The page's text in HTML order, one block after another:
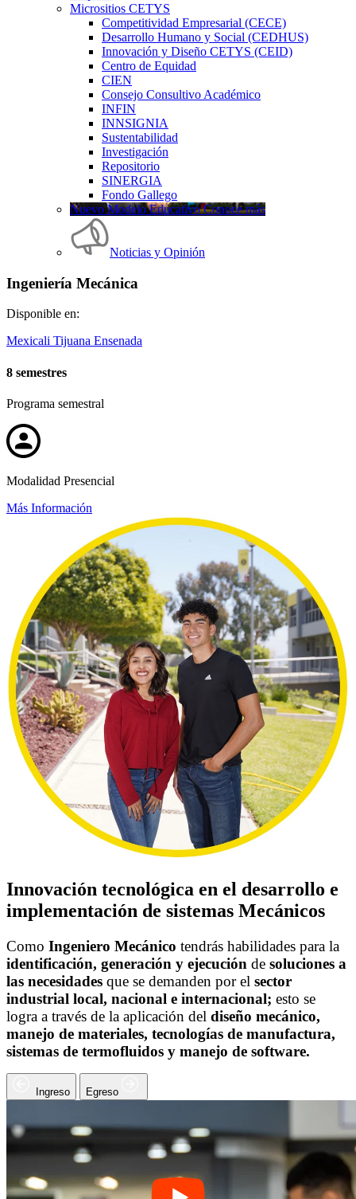
Micrositios CETYS
Competitividad Empresarial (CECE)
Desarrollo Humano y Social (CEDHUS)
Innovación y Diseño CETYS (CEID)
Centro de Equidad
CIEN
Consejo Consultivo Académico
INFIN
INNSIGNIA
Sustentabilidad
Investigación
Repositorio
SINERGIA
Fondo Gallego
Nuevo Modelo Educativo Conoce más
Noticias y Opinión
Ingeniería Mecánica
Disponible en:
Mexicali Tijuana Ensenada
8 semestres
Programa semestral
Modalidad Presencial
Más Información
Innovación tecnológica en el desarrollo e
implementación de sistemas Mecánicos
Como Ingeniero Mecánico tendrás habilidades para la
identificación, generación y ejecución de soluciones a
las necesidades que se demanden por el sector
industrial local, nacional e internacional; esto se
logra a través de la aplicación del diseño mecánico,
manejo de materiales, tecnologías de manufactura,
sistemas de termofluidos y manejo de software.
Ingreso Egreso